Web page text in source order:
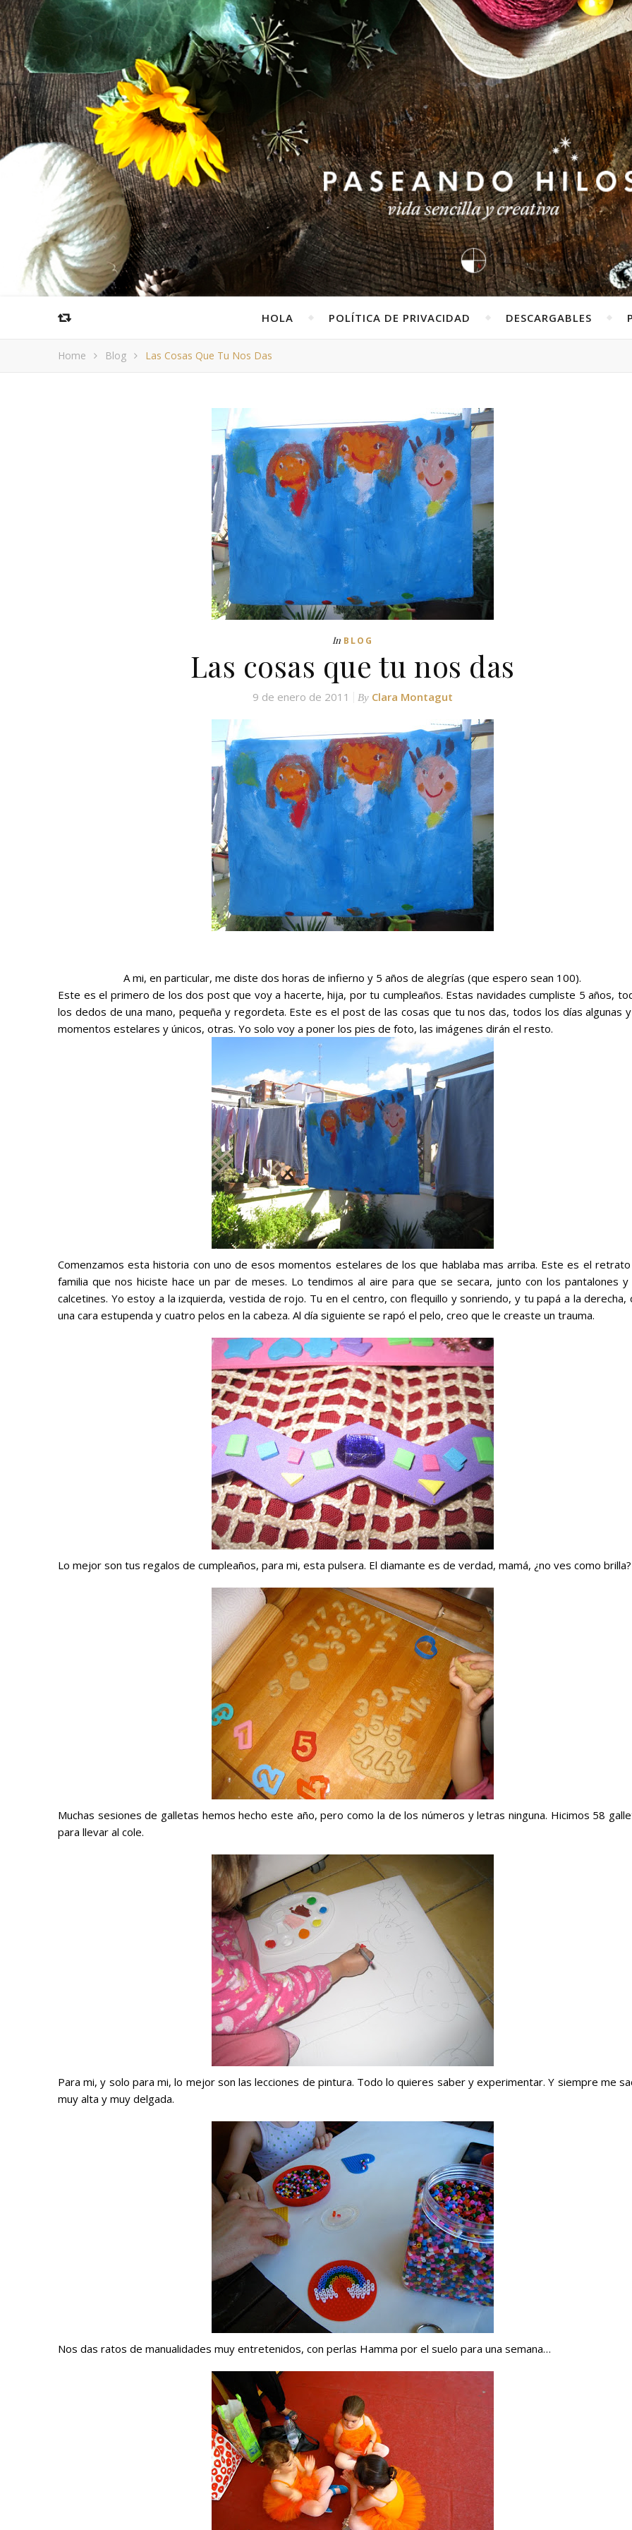
HOLA POLÍTICA DE PRIVACIDAD DESCARGABLES
Home Blog Las Cosas Que Tu Nos Das
In BLOG
Las cosas que tu nos das
9 de enero de 2011 By Clara Montagut
A mi, en particular, me diste dos horas de infierno y 5 años de alegrías (que espero sean 100).
Este es el primero de los dos post que voy a hacerte, hija, por tu cumpleaños. Estas navidades cumpliste 5 años,
los dedos de una mano, pequeña y regordeta. Este es el post de las cosas que tu nos das, todos los días algunas
momentos estelares y únicos, otras. Yo solo voy a poner los pies de foto, las imágenes dirán el resto.
Comenzamos esta historia con uno de esos momentos estelares de los que hablaba mas arriba. Este es el
familia que nos hiciste hace un par de meses. Lo tendimos al aire para que se secara, junto con los pantalones y
calcetines. Yo estoy a la izquierda, vestida de rojo. Tu en el centro, con flequillo y sonriendo, y tu papá a la derecha,
una cara estupenda y cuatro pelos en la cabeza. Al día siguiente se rapó el pelo, creo que le creaste un trauma.
Lo mejor son tus regalos de cumpleaños, para mi, esta pulsera. El diamante es de verdad, mamá, ¿no ves como brilla?
Muchas sesiones de galletas hemos hecho este año, pero como la de los números y letras ninguna. Hicimos 58
para llevar al cole.
Para mi, y solo para mi, lo mejor son las lecciones de pintura. Todo lo quieres saber y experimentar. Y siempre me
muy alta y muy delgada.
Nos das ratos de manualidades muy entretenidos, con perlas Hamma por el suelo para una semana…